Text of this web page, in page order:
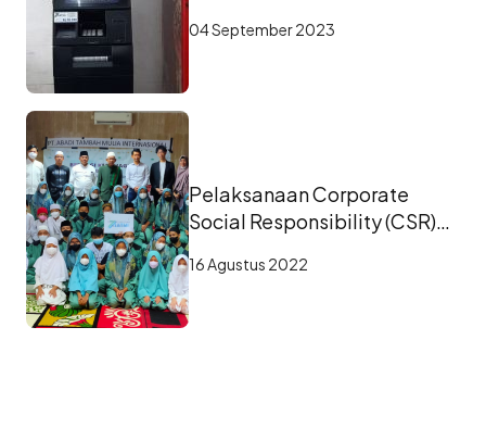
04 September 2023
Pelaksanaan Corporate
Social Responsibility (CSR)
16 Agustus 2022